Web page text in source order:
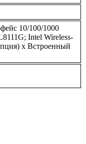
10/100/1000
Intel Wireless-
x Встроенный